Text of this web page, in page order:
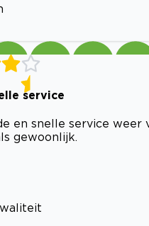
service
en snelle service weer
gewoonlijk.